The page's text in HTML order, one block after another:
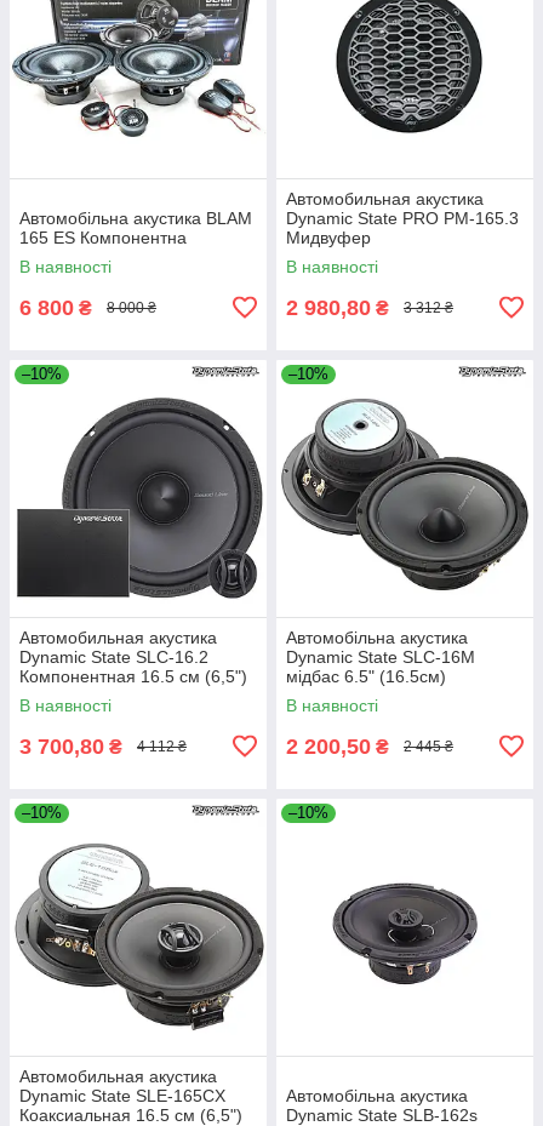
Автомобільна акустика BLAM
165 ES Компонентна
В наявності
6 800 ₴ 8 000 ₴
Автомобильная акустика
Dynamic State PRO PM-165.3
Мидвуфер
В наявності
2 980,80 ₴ 3 312 ₴
–10%
Автомобильная акустика
Dynamic State SLC-16.2
Компонентная 16.5 см (6,5")
В наявності
3 700,80 ₴ 4 112 ₴
–10%
Автомобільна акустика
Dynamic State SLC-16M
мідбас 6.5" (16.5см)
В наявності
2 200,50 ₴ 2 445 ₴
–10%
Автомобильная акустика
Dynamic State SLE-165CX
Коаксиальная 16.5 см (6,5")
–10%
Автомобільна акустика
Dynamic State SLB-162s